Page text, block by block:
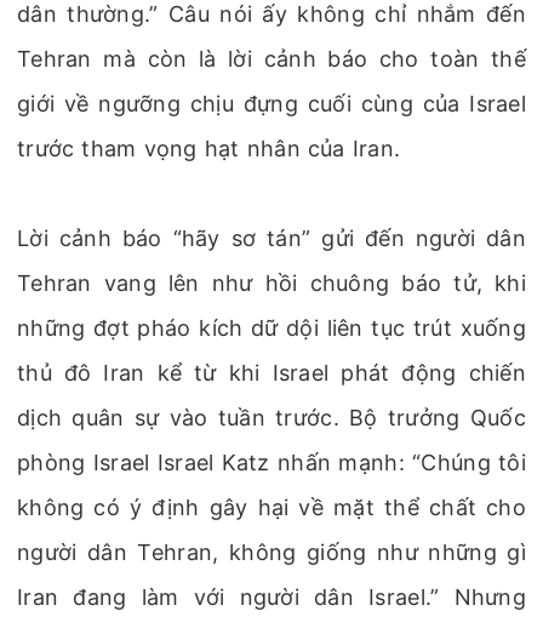
dân thường.” Câu nói ấy không chỉ nhắm đến
Tehran mà còn là lời cảnh báo cho toàn thế
giới về ngưỡng chịu đựng cuối cùng của Israel
trước tham vọng hạt nhân của Iran.
Lời cảnh báo “hãy sơ tán” gửi đến người dân
Tehran vang lên như hồi chuông báo tử, khi
những đợt pháo kích dữ dội liên tục trút xuống
thủ đô Iran kể từ khi Israel phát động chiến
dịch quân sự vào tuần trước. Bộ trưởng Quốc
phòng Israel Israel Katz nhấn mạnh: “Chúng tôi
không có ý định gây hại về mặt thể chất cho
người dân Tehran, không giống như những gì
Iran đang làm với người dân Israel.” Nhưng